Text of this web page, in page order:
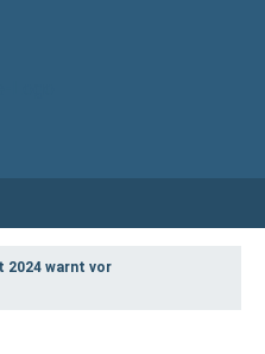
2024 warnt vor